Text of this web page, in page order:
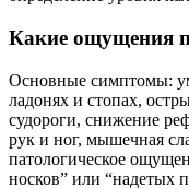
Какие ощущения
Основные симптомы:
ладонях и стопах,
судороги, снижение
рук и ног, мышечная
патологическое
носков” или “надетых